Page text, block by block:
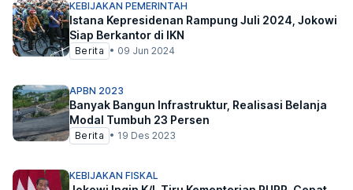
KEBIJAKAN PEMERINTAH
Istana Kepresidenan Rampung Juli 2024, Jokowi
Siap Berkantor di IKN
Berita • 09 Jun 2024
APBN 2023
Banyak Bangun Infrastruktur, Realisasi Belanja
Modal Tumbuh 23 Persen
Berita • 19 Des 2023
KEBIJAKAN FISKAL